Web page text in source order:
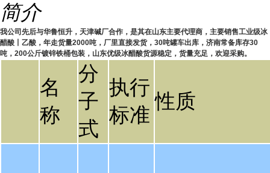
简介
我公司先后与华鲁恒升，天津碱厂合作，是其在山东主要代理商，主要销售工业级冰
醋酸丨乙酸，年走货量2000吨，厂里直接发货，30吨罐车出库，济南常备库存30
吨，200公斤镀锌铁桶包装，山东优级冰醋酸货源稳定，货量充足，欢迎采购。
名
称
分
子
式
执行
标准
性质